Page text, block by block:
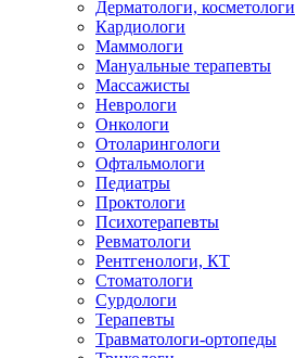
Дерматологи, косметологи
Кардиологи
Маммологи
Мануальные терапевты
Массажисты
Неврологи
Онкологи
Отоларингологи
Офтальмологи
Педиатры
Проктологи
Психотерапевты
Ревматологи
Рентгенологи, КТ
Стоматологи
Сурдологи
Терапевты
Травматологи-ортопеды